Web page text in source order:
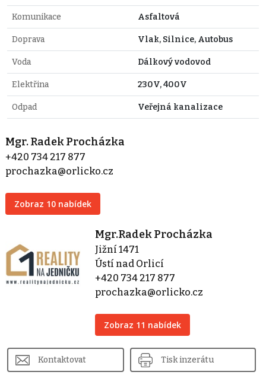
Komunikace Asfaltová
Doprava Vlak, Silnice, Autobus
Voda Dálkový vodovod
Elektřina 230V, 400V
Odpad Veřejná kanalizace
Mgr. Radek Procházka
+420 734 217 877
prochazka@orlicko.cz
Zobraz 10 nabídek
Mgr.Radek Procházka
Jižní 1471
Ústí nad Orlicí
+420 734 217 877
prochazka@orlicko.cz
Zobraz 11 nabídek
Kontaktovat Tisk inzerátu